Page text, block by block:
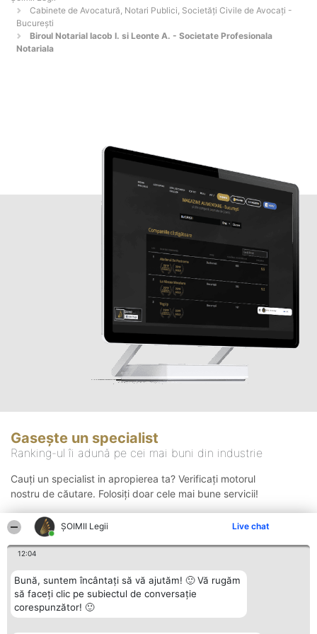
ȘOIMII Legii Live chat
12:04
Bună, suntem încântați să vă ajutăm! 🙂 Vă rugăm
să faceți clic pe subiectul de conversație
corespunzător! 🙂
Cabinete de Avocatură, Notari Publici, Societăți Civile de Avocați -
Bucureşti
Biroul Notarial Iacob I. si Leonte A. - Societate Profesionala
Notariala
Gasește un specialist
Ranking-ul îi adună pe cei mai buni din industrie
Cauți un specialist in apropierea ta? Verificați motorul
nostru de căutare. Folosiți doar cele mai bune servicii!